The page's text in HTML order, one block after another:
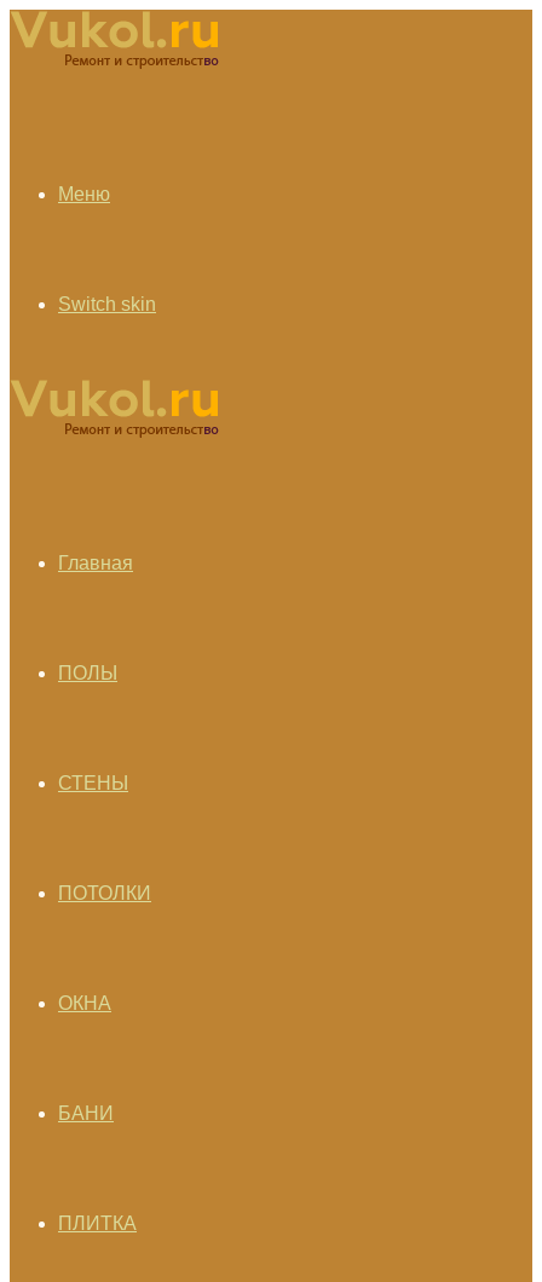
Меню
Switch skin
Главная
ПОЛЫ
СТЕНЫ
ПОТОЛКИ
ОКНА
БАНИ
ПЛИТКА